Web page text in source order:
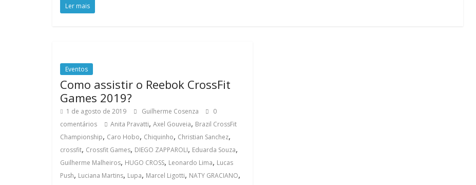
Ler mais
Eventos
Como assistir o Reebok CrossFit
Games 2019?
1 de agosto de 2019 Guilherme Cosenza
0
comentários
Anita Pravatti, Axel Gouveia, Brazil CrossFit
Championship, Caro Hobo, Chiquinho, Christian Sanchez,
crossfit, Crossfit Games, DIEGO ZAPPAROLI, Eduarda Souza,
Guilherme Malheiros, HUGO CROSS, Leonardo Lima, Lucas
Push, Luciana Martins, Lupa, Marcel Ligotti, NATY GRACIANO,